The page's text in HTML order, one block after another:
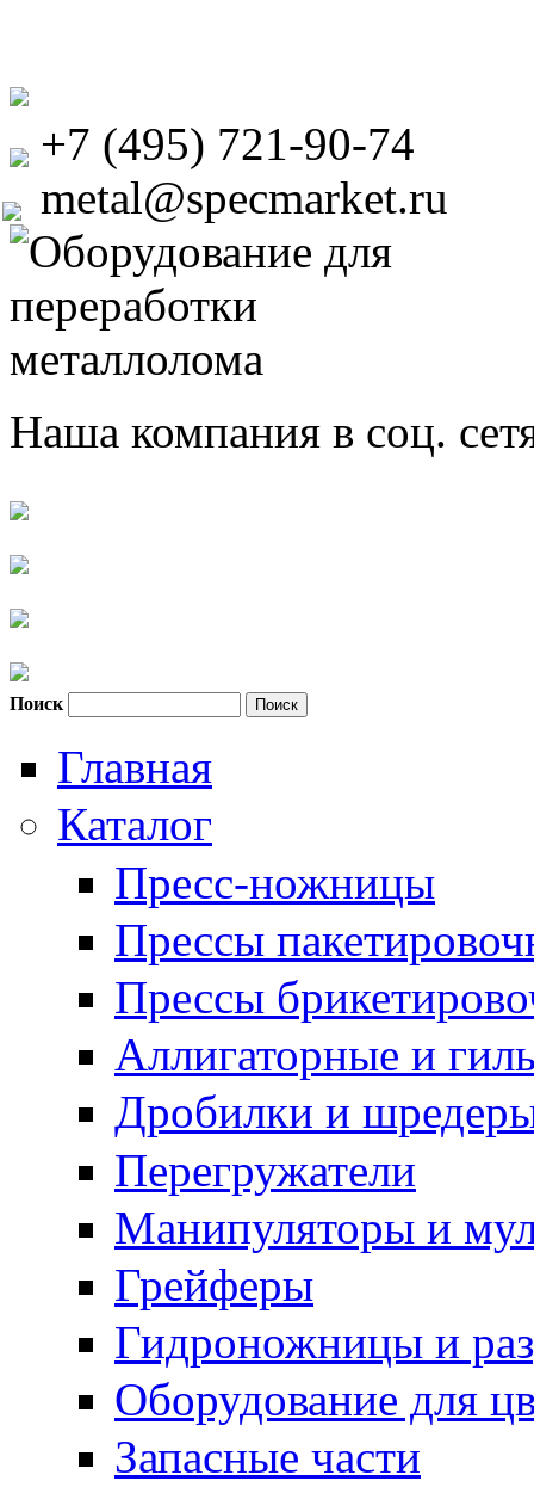
+7 (495) 721-90-74
metal@specmarket.ru
Наша компания в соц.
Поиск
Главная
Каталог
Пресс-ножницы
Прессы
Прессы
Аллигаторные и
Дробилки и
Перегружатели
Манипуляторы и
Грейферы
Гидроножницы и
Оборудование для
Запасные части